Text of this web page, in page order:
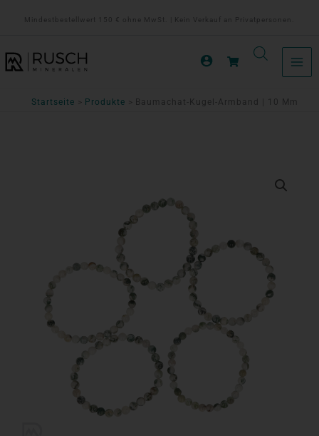
Mindestbestellwert 150 € ohne MwSt. | Kein Verkauf an Privatpersonen.
Startseite Produkte Baumachat-Kugel-Armband | 10 Mm